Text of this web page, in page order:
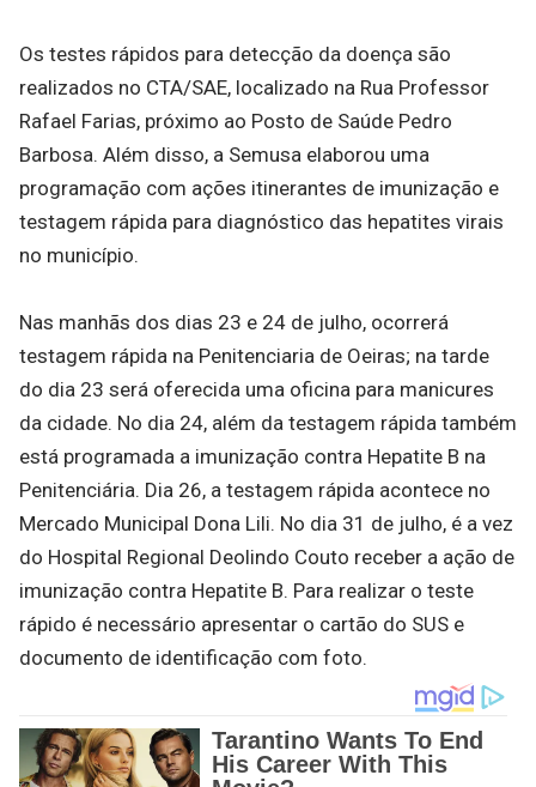
Os testes rápidos para detecção da doença são
realizados no CTA/SAE, localizado na Rua Professor
Rafael Farias, próximo ao Posto de Saúde Pedro
Barbosa. Além disso, a Semusa elaborou uma
programação com ações itinerantes de imunização e
testagem rápida para diagnóstico das hepatites virais
no município.
Nas manhãs dos dias 23 e 24 de julho, ocorrerá
testagem rápida na Penitenciaria de Oeiras; na tarde
do dia 23 será oferecida uma oficina para manicures
da cidade. No dia 24, além da testagem rápida também
está programada a imunização contra Hepatite B na
Penitenciária. Dia 26, a testagem rápida acontece no
Mercado Municipal Dona Lili. No dia 31 de julho, é a vez
do Hospital Regional Deolindo Couto receber a ação de
imunização contra Hepatite B. Para realizar o teste
rápido é necessário apresentar o cartão do SUS e
documento de identificação com foto.